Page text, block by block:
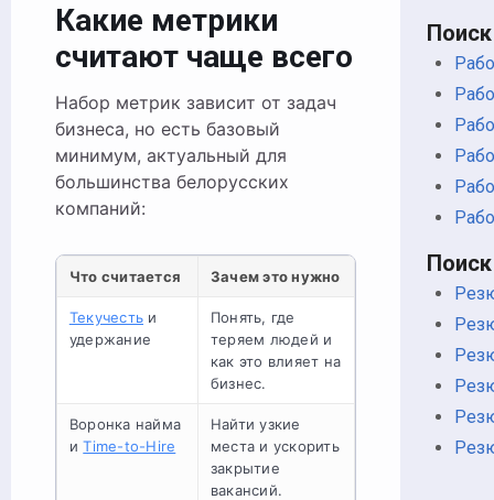
Какие метрики
считают чаще всего
Набор метрик зависит от задач
бизнеса, но есть базовый
минимум, актуальный для
большинства белорусских
компаний:
Что считается Зачем это нужно
Текучесть и
удержание
Понять, где
теряем людей и
как это влияет на
бизнес.
Воронка найма
иTime-to-Hire
Найти узкие
места и ускорить
закрытие
вакансий.